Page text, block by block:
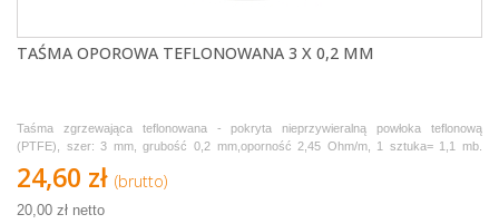
TAŚMA OPOROWA TEFLONOWANA 3 X 0,2 MM
Taśma zgrzewająca teflonowana - pokryta nieprzywieralną powłoka teflonową
(PTFE), szer: 3 mm, grubość 0,2 mm,oporność 2,45 Ohm/m, 1 sztuka= 1,1 mb.
Sprzedawana w odcinkach po 1,1 metra.
24,60 zł (brutto)
20,00 zł netto